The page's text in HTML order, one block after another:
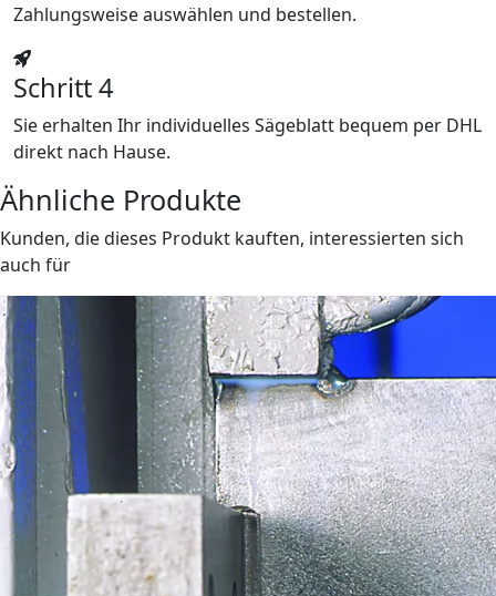
Zahlungsweise auswählen und bestellen.
Schritt 4
Sie erhalten Ihr individuelles Sägeblatt bequem per DHL
direkt nach Hause.
Ähnliche Produkte
Kunden, die dieses Produkt kauften, interessierten sich
auch für